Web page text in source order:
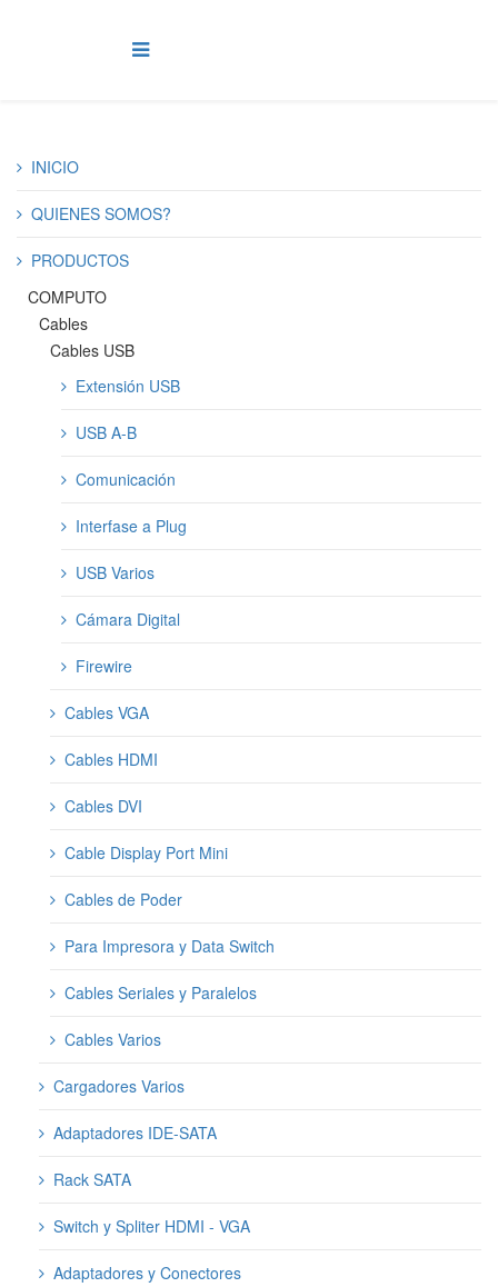
INICIO
QUIENES SOMOS?
PRODUCTOS
COMPUTO
Cables
Cables USB
Extensión USB
USB A-B
Comunicación
Interfase a Plug
USB Varios
Cámara Digital
Firewire
Cables VGA
Cables HDMI
Cables DVI
Cable Display Port Mini
Cables de Poder
Para Impresora y Data Switch
Cables Seriales y Paralelos
Cables Varios
Cargadores Varios
Adaptadores IDE-SATA
Rack SATA
Switch y Spliter HDMI - VGA
Adaptadores y Conectores